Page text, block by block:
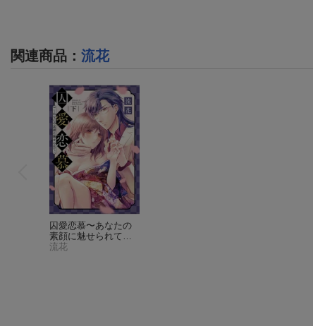
関連商品 ： 流花
囚愛恋慕〜あなたの
素顔に魅せられて
下（キュンコミック
流花